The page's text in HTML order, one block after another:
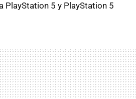
PlayStation 5 y PlayStation 5